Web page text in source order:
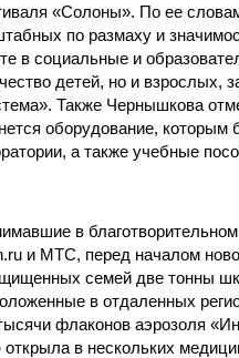
«Солоны». По ее
по размаху и
в социальные и
детей, но и взрослых,
Также Чернышкова
оборудование,
а также учебные
в
и МТС, перед началом
семей две тонны
в отдаленных
флаконов аэрозоля
открыла в нескольких